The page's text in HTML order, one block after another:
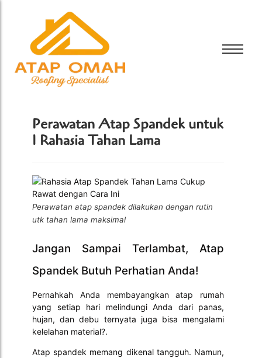
Bali Bitumen
Tarkey
Tegola
Bali Bitumen
Tamko
Tegola
Perawatan Atap Spandek untuk
1 Rahasia Tahan Lama
Perawatan atap spandek dilakukan dengan rutin
utk tahan lama maksimal
Jangan Sampai Terlambat, Atap
Spandek Butuh Perhatian Anda!
Pernahkah Anda membayangkan atap rumah
yang setiap hari melindungi Anda dari panas,
hujan, dan debu ternyata juga bisa mengalami
kelelahan material?.
Atap spandek memang dikenal tangguh. Namun,